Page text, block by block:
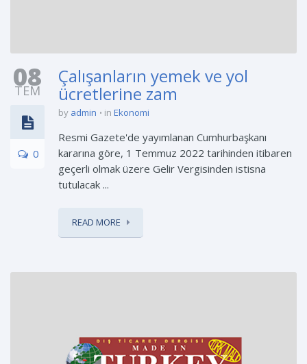
08
TEM
0
Çalışanların yemek ve yol
ücretlerine zam
by admin in Ekonomi
Resmi Gazete'de yayımlanan Cumhurbaşkanı
kararına göre, 1 Temmuz 2022 tarihinden itibaren
geçerli olmak üzere Gelir Vergisinden istisna
tutulacak ...
READ MORE